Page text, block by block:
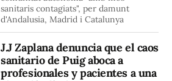
sanitaris contagiats", per damunt
d'Andalusia, Madrid i Catalunya
J.J Zaplana denuncia que el caos
sanitario de Puig aboca a
profesionales y pacientes a una